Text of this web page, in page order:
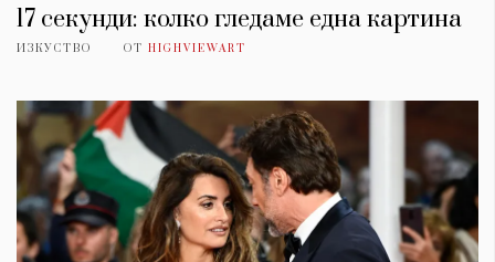
17 секунди: колко гледаме една картина
ИЗКУСТВО ОТ HIGHVIEWART